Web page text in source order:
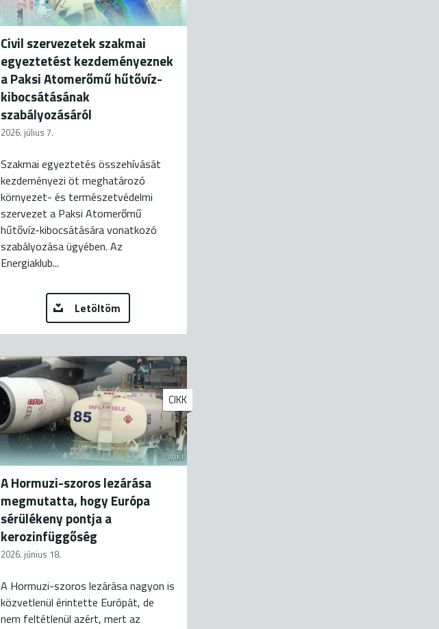
Civil szervezetek szakmai
egyeztetést kezdeményeznek
a Paksi Atomerőmű hűtővíz-
kibocsátásának
szabályozásáról
2026. július 7.
Szakmai egyeztetés összehívását
kezdeményezi öt meghatározó
környezet- és természetvédelmi
szervezet a Paksi Atomerőmű
hűtővíz-kibocsátására vonatkozó
szabályozása ügyében. Az
Energiaklub...
Letöltöm
WIKI
CIKK
A Hormuzi-szoros lezárása
megmutatta, hogy Európa
sérülékeny pontja a
kerozinfüggőség
2026. június 18.
A Hormuzi-szoros lezárása nagyon is
közvetlenül érintette Európát, de
nem feltétlenül azért, mert az